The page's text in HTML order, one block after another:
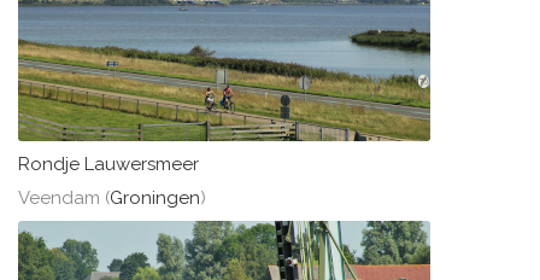
Rondje Lauwersmeer
Veendam (Groningen)